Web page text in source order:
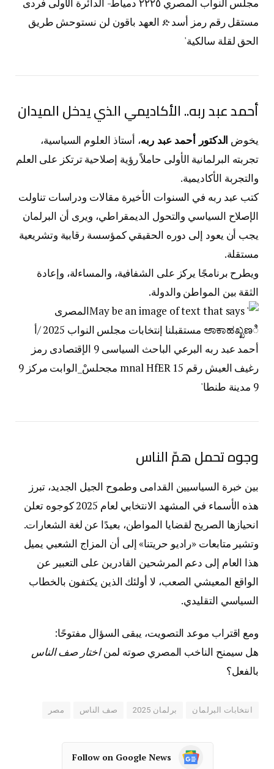
أحمد عبد ربه.. الأكاديمي الذي يدخل الميدان
يخوض الدكتور أحمد عبد ربه، أستاذ العلوم السياسية،
تجربته البرلمانية الأولى حاملاً رؤية إصلاحية ترتكز على العلم
والتجربة الأكاديمية.
كتب عبد ربه في السنوات الأخيرة مقالات ودراسات تناولت
الإصلاح السياسي والتحول الديمقراطي، ويرى أن البرلمان
يجب أن يعود إلى دوره الحقيقي كمؤسسة رقابية وتشريعية
مستقلة.
ويطرح برنامجًا يركز على الشفافية، والمساءلة، وإعادة
الثقة بين المواطن والدولة.
وجوه تحمل همّ الناس
بين خبرة السياسيين القدامى وطموح الجيل الجديد، تبرز
هذه الأسماء في المشهد الانتخابي لعام 2025 كوجوه تعلن
انحيازها الصريح لقضايا المواطن، بعيدًا عن لغة الشعارات.
وتشير متابعات «راديو حريتنا» إلى أن المزاج الشعبي يميل
هذا العام إلى دعم المرشحين القادرين على التعبير عن
الواقع المعيشي الصعب، لا أولئك الذين يكتفون بالخطاب
السياسي التقليدي.
ومع اقتراب موعد التصويت، يبقى السؤال مفتوحًا:
هل سيمنح الناخب المصري صوته لمناختار صف الناس
بالفعل؟
انتخابات البرلمان برلمان 2025 صف الناس مصر
Follow on Google News